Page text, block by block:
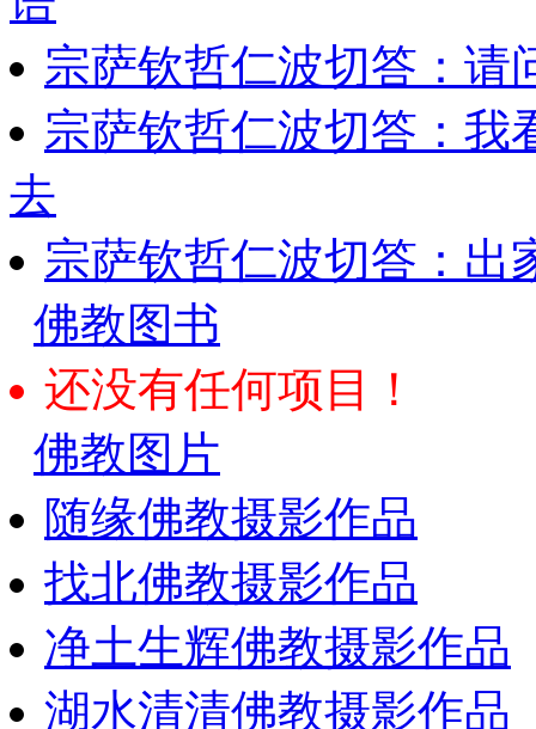
宗萨钦哲仁波切答：请
宗萨钦哲仁波切答：我
去
宗萨钦哲仁波切答：出
佛教图书
还没有任何项目！
佛教图片
随缘佛教摄影作品
找北佛教摄影作品
净土生辉佛教摄影作品
湖水清清佛教摄影作品